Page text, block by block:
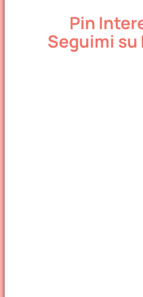
Pin
Seguimi su